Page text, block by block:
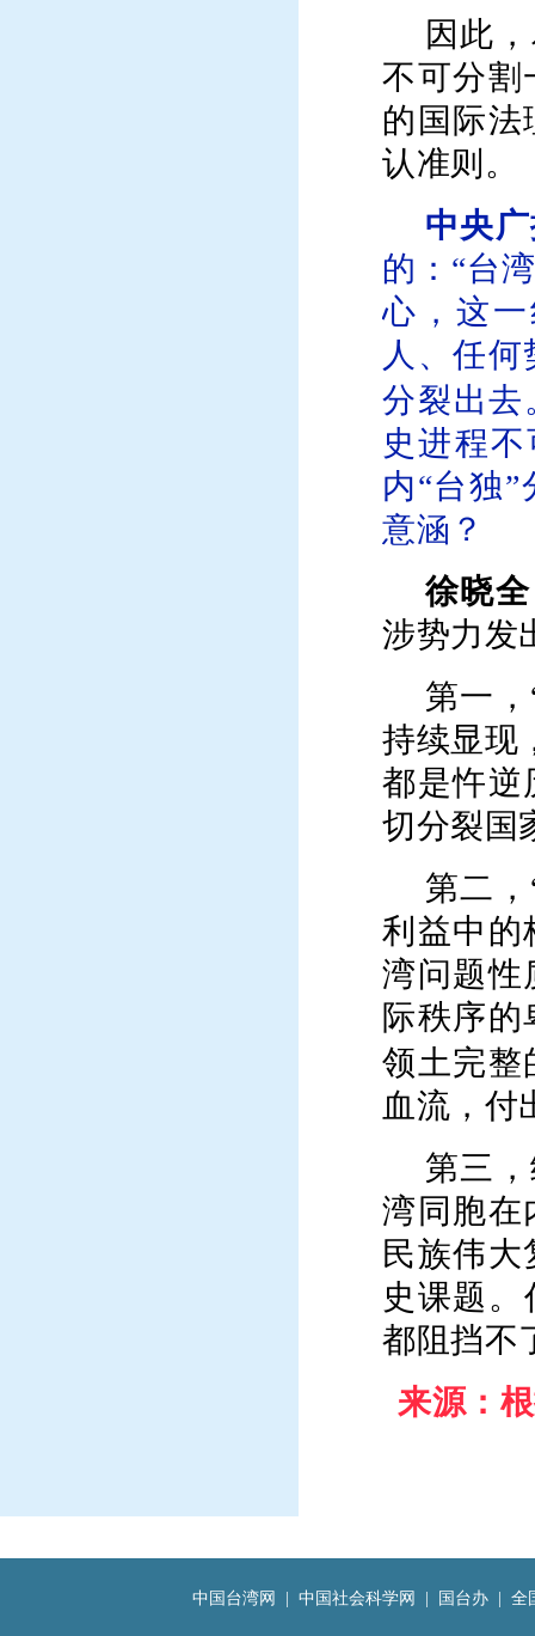
因此
不可分割
的国际
认准则。
中央
的： “台
心，这
人、任何
分裂出去
史进程
内“台独
意涵？
徐晓
涉势力发
第一，
持续显现
都是忤逆
切分裂国
第二，
利益中的
湾问题性
际秩序
领土完整
血流，付
第三
湾同胞在
民族伟
史课题。
都阻挡不
来源：
中国台湾网 中国社会科学网 国台办 全